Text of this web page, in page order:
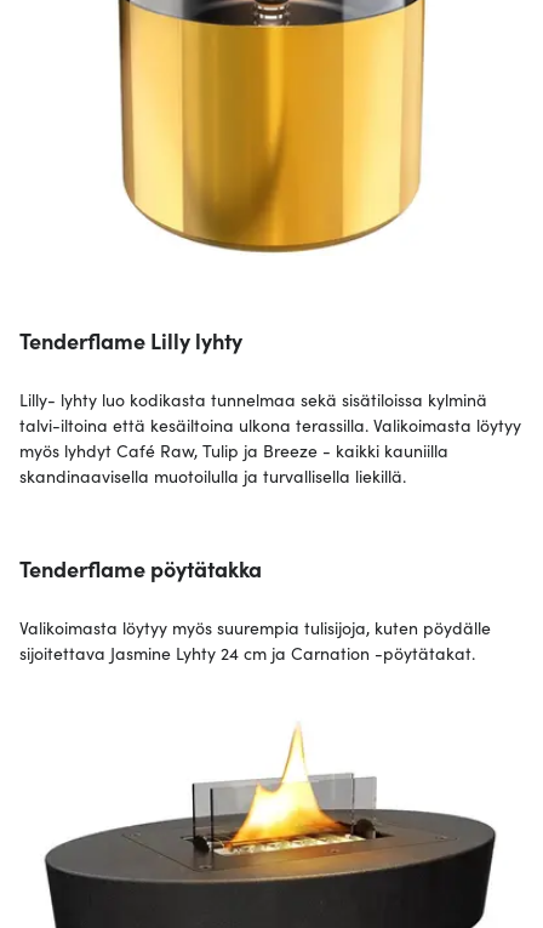
Tenderflame Lilly lyhty
Lilly- lyhty luo kodikasta tunnelmaa sekä sisätiloissa kylminä
talvi-iltoina että kesäiltoina ulkona terassilla. Valikoimasta löytyy
myös lyhdyt Café Raw, Tulip ja Breeze - kaikki kauniilla
skandinaavisella muotoilulla ja turvallisella liekillä.
Tenderflame pöytätakka
Valikoimasta löytyy myös suurempia tulisijoja, kuten pöydälle
sijoitettava Jasmine Lyhty 24 cm ja Carnation -pöytätakat.